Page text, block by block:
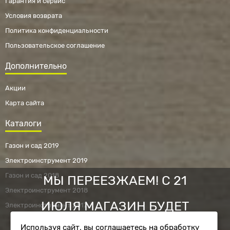
МЫ ПЕРЕЕЗЖАЕМ! С 21
ИЮЛЯ МАГАЗИН БУДЕТ
Условия возврата
Политика конфиденциальности
Пользовательское соглашение
Дополнительно
Акции
Карта сайта
Каталоги
Газон и сад 2019
Электроинструмент 2019
Газон и сад 2018
Электроинструмент 2018
Электроинструмент 2017
Используя сайт, вы соглашаетесь на обработку